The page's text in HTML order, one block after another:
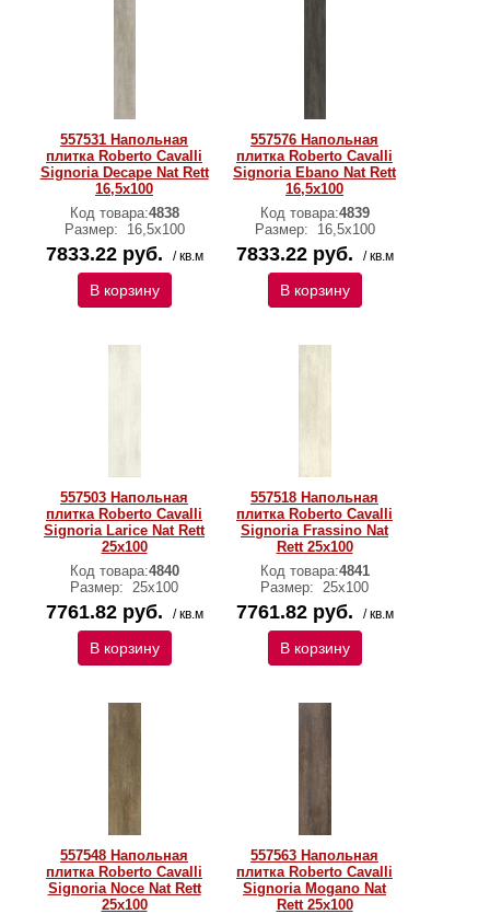
557531 Напольная
плитка Roberto Cavalli
Signoria Decape Nat Rett
16,5x100
Код товара:4838
Размер:
16,5x100
7833.22 руб. / кв.м
В корзину
557576 Напольная
плитка Roberto Cavalli
Signoria Ebano Nat Rett
16,5x100
Код товара:4839
Размер:
16,5x100
7833.22 руб. / кв.м
В корзину
557503 Напольная
плитка Roberto Cavalli
Signoria Larice Nat Rett
25x100
Код товара:4840
Размер: 25x100
7761.82 руб. / кв.м
В корзину
557518 Напольная
плитка Roberto Cavalli
Signoria Frassino Nat
Rett 25x100
Код товара:4841
Размер: 25x100
7761.82 руб. / кв.м
В корзину
557548 Напольная
плитка Roberto Cavalli
Signoria Noce Nat Rett
25x100
557563 Напольная
плитка Roberto Cavalli
Signoria Mogano Nat
Rett 25x100